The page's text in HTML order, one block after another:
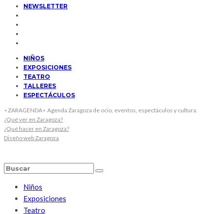
NEWSLETTER
NIÑOS
EXPOSICIONES
TEATRO
TALLERES
ESPECTÁCULOS
⋆ZARAGENDA⋆ Agenda Zaragoza de ocio, eventos, espectáculos y cultura.
¿Qué ver en Zaragoza?
¿Qué hacer en Zaragoza?
Diseño web Zaragoza
Niños
Exposiciones
Teatro